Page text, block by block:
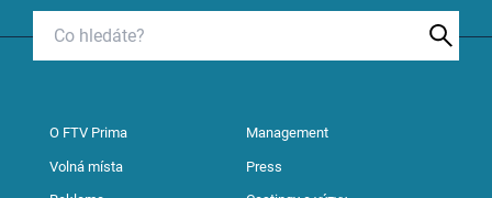
O FTV Prima Management
Volná místa Press